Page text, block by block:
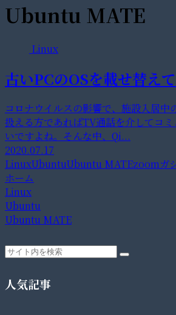
Ubuntu MATE
Linux
古いPCのOSを載せ替え
コロナウイルスの影響で、施設入居
扱える方であればTV通話を介してコ
いですよね。そんな中、Qi...
2020.07.17
LinuxUbuntuUbuntu MATEzoomガ
ホーム
Linux
Ubuntu
Ubuntu MATE
人気記事